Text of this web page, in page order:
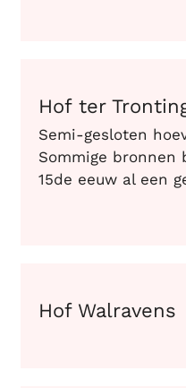
Hof ter
Semi-gesloten
Sommige bronnen
15de eeuw al een
Hof Walravens